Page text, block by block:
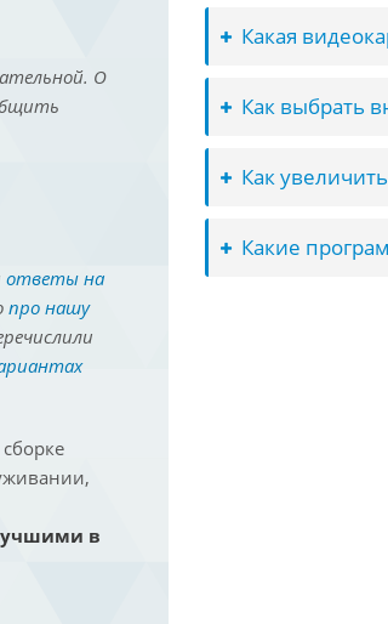
О
ответы на
про нашу
в
Какая
Как выбрать
Как
Какие